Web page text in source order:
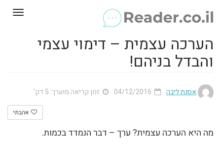
הערכה עצמית – דימוי עצמי
והבדל בניהם!
אסנת ליבה זמן קריאה מוערך: 5 דק'
אהבתי
מה היא הערכה עצמית? ערך – דבר הנמדד בכמות.